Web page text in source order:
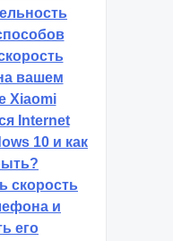
вашем
Xiaomi
Internet
10 и как
скорость
и
его